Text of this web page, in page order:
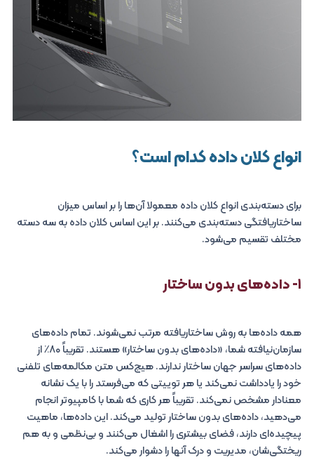
انواع کلان‌ داده کدام است؟
برای دسته‌بندی انواع کلان‌ داده معمولا آن‌ها را بر اساس میزان
ساختاریافتگی دسته‌بندی می‌کنند. بر این اساس کلان‌ داده به سه دسته
مختلف تقسیم می‌شود.
۱- داده‌های بدون ساختار
همه داده‌ها به روش ساختاریافته مرتب نمی‌شوند. تمام داده‌های
سازمان‌نیافته شما، «داده‌های بدون ساختار» هستند. تقریباً ۸۰٪ از
داده‌های سراسر جهان ساختار ندارند. هیچ‌کس متن مکالمه‌های تلفنی
خود را یادداشت نمی‌کند یا هر توییتی که می‌فرستد را با یک نشانه
معنادار مشخص نمی‌کند. تقریباً هر کاری که شما با کامپیوتر انجام
می‌دهید، داده‌های بدون ساختار تولید می‌کند. این داده‌ها، ماهیت
پیچیده‌ای دارند، فضای بیشتری را اشغال می‌کنند و بی‌نظمی و به هم
ریختگی‌شان، مدیریت و درک آنها را دشوار می‌کند.